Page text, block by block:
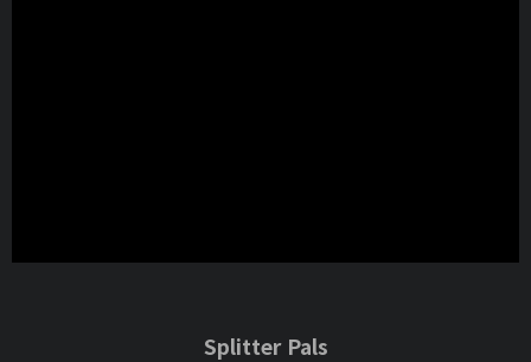
Splitter Pals